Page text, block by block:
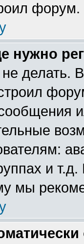
форум.
нужно
делать.
и
мы